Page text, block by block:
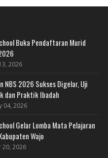
Buka Pendaftaran Murid
2026
NBS 2026 Sukses Digelar, Uji
dan Praktik Ibadah
04, 2026
Gelar Lomba Mata Pelajaran
Wajo
20, 2026